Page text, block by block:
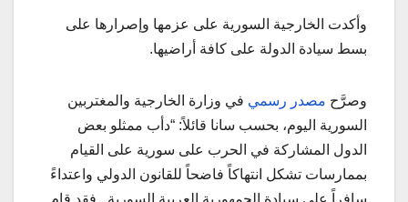
وأكدت الخارجية السورية على عزمها وإصرارها على
بسط سيادة الدولة على كافة أراضيها.
وصرَّح مصدر رسمي في وزارة الخارجية والمغتربين
السورية اليوم، بحسب سانا قائلاً: “دأب ممثلو بعض
الدول المشاركة في الحرب على سورية على القيام
بممارسات تشكل انتهاكاً فاضحاً للقانون الدولي واعتداءً
سافراً على سيادة الجمهورية العربية السورية.. فقد قام